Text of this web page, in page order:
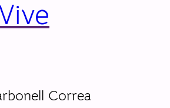
Correa